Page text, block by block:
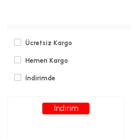
Ücretsiz Kargo
Hemen Kargo
İndirimde
İndirim